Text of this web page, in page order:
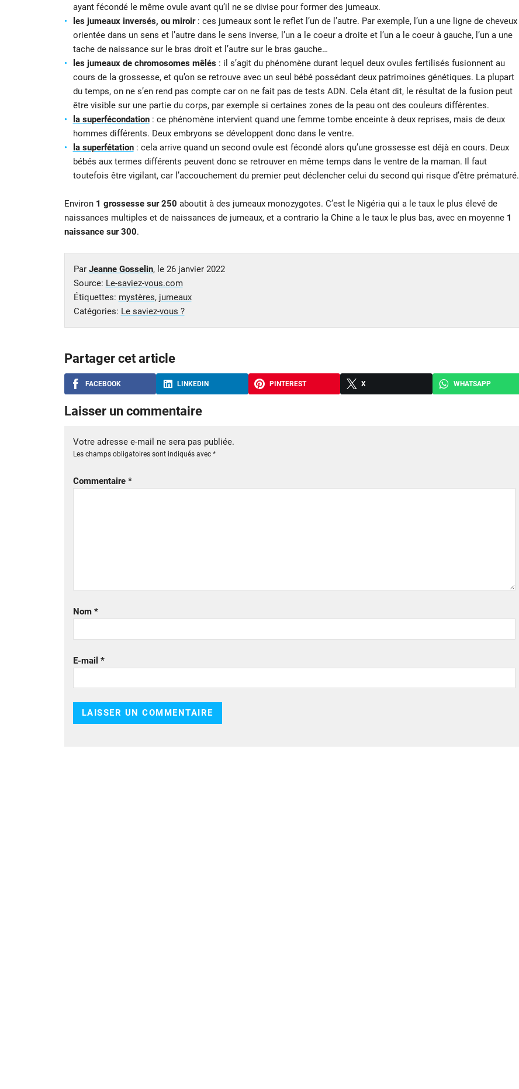
ayant fécondé le même ovule avant qu’il ne se divise pour former des jumeaux.
les jumeaux inversés, ou miroir: ces jumeaux sont le reflet l’un de l’autre. Par exemple, l’un a une ligne de cheveux
orientée dans un sens et l’autre dans le sens inverse, l’un a le coeur a droite et l’un a le coeur à gauche, l’un a une
tache de naissance sur le bras droit et l’autre sur le bras gauche…
les jumeaux de chromosomes mêlés: il s’agit du phénomène durant lequel deux ovules fertilisés fusionnent au
cours de la grossesse, et qu’on se retrouve avec un seul bébé possédant deux patrimoines génétiques. La plupart
du temps, on ne s’en rend pas compte car on ne fait pas de tests ADN. Cela étant dit, le résultat de la fusion peut
être visible sur une partie du corps, par exemple si certaines zones de la peau ont des couleurs différentes.
la superfécondation: ce phénomène intervient quand une femme tombe enceinte à deux reprises, mais de deux
hommes différents. Deux embryons se développent donc dans le ventre.
la superfétation: cela arrive quand un second ovule est fécondé alors qu’une grossesse est déjà en cours. Deux
bébés aux termes différents peuvent donc se retrouver en même temps dans le ventre de la maman. Il faut
toutefois être vigilant, car l’accouchement du premier peut déclencher celui du second qui risque d’être prématuré.
Environ 1 grossesse sur 250 aboutit à des jumeaux monozygotes. C’est le Nigéria qui a le taux le plus élevé de
naissances multiples et de naissances de jumeaux, et a contrario la Chine a le taux le plus bas, avec en moyenne 1
naissance sur 300.
Par Jeanne Gosselin, le 26 janvier 2022
Source: Le-saviez-vous.com
Étiquettes: mystères, jumeaux
Catégories: Le saviez-vous ?
Partager cet article
FACEBOOK LINKEDIN PINTEREST X WHATSAPP
Laisser un commentaire
Votre adresse e-mail ne sera pas publiée.
Les champs obligatoires sont indiqués avec *
Commentaire *
Nom *
E-mail *